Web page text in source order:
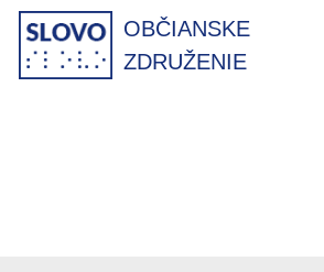
OBČIANSKE
ZDRUŽENIE